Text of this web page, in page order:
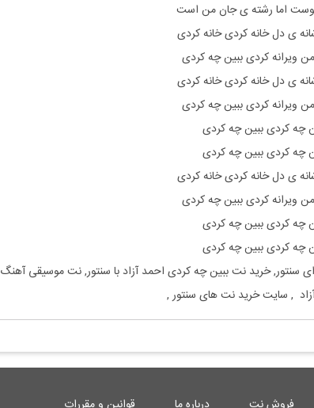
اما رشته ی جان من است
ی دل خانه کردی خانه کردی
ویرانه کردی ببین چه کردی
ی دل خانه کردی خانه کردی
ویرانه کردی ببین چه کردی
چه کردی ببین چه کردی
چه کردی ببین چه کردی
ی دل خانه کردی خانه کردی
ویرانه کردی ببین چه کردی
چه کردی ببین چه کردی
چه کردی ببین چه کردی
سنتور, خرید نتببین چه کردی احمد آزاد با سنتور, نت موسیقی آهنگ
, سایت خرید نت های سنتور ,